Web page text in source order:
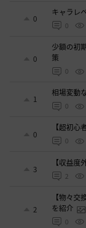
0
キャラレ
0
0
少額の初
策
0
1
相場変動
0
0
【超初
0
3
【収益
2
2
【物々
を紹介
0